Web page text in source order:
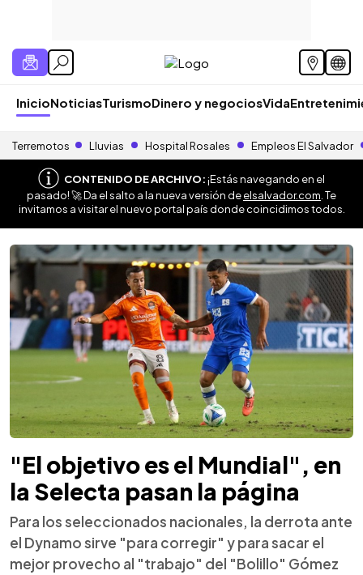
InicioNoticiasTurismoDinero y negociosVida
Terremotos Lluvias Hospital Rosales Empleos El Salvador
CONTENIDO DE ARCHIVO:¡Estás navegando en el
pasado! 🚀 Da el salto a la nueva versión deelsalvador.com . Te
invitamos a visitar el nuevo portal país donde coincidimos todos.
"El objetivo es el Mundial", en
la Selecta pasan la página
Para los seleccionados nacionales, la derrota ante
el Dynamo sirve "para corregir" y para sacar el
mejor provecho al "trabajo" del "Bolillo" Gómez